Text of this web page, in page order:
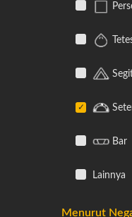
Bar
Lainnya
Menurut